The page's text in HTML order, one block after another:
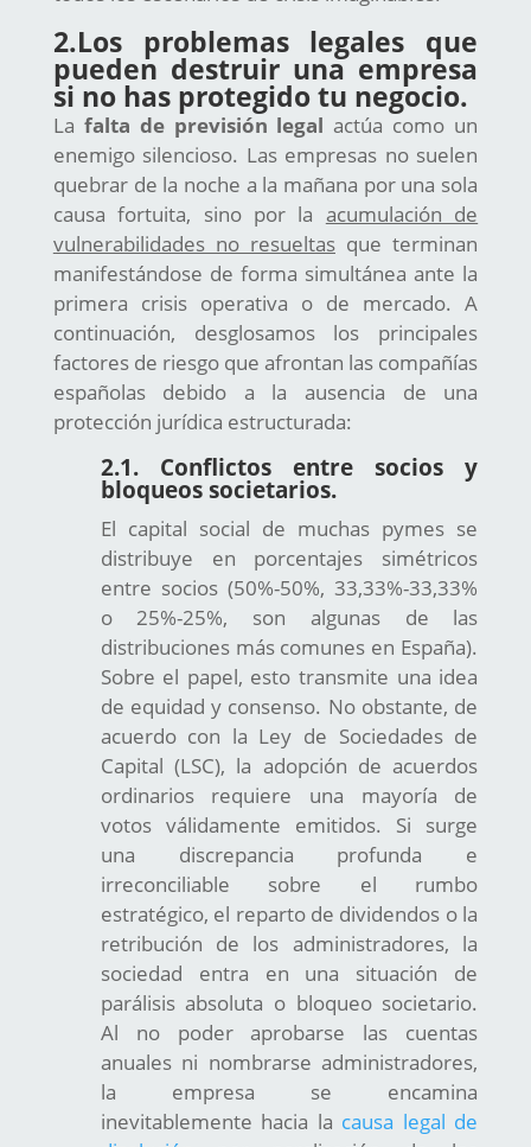
2.Los problemas legales que
pueden destruir una empresa
si no has protegido tu negocio.
La falta de previsión legal actúa como un
enemigo silencioso. Las empresas no suelen
quebrar de la noche a la mañana por una sola
causa fortuita, sino por la acumulación de
vulnerabilidades no resueltas que terminan
manifestándose de forma simultánea ante la
primera crisis operativa o de mercado. A
continuación, desglosamos los principales
factores de riesgo que afrontan las compañías
españolas debido a la ausencia de una
protección jurídica estructurada:
2.1. Conflictos entre socios y
bloqueos societarios.
El capital social de muchas pymes se
distribuye en porcentajes simétricos
entre socios (50%-50%, 33,33%-33,33%
o 25%-25%, son algunas de las
distribuciones más comunes en España).
Sobre el papel, esto transmite una idea
de equidad y consenso. No obstante, de
acuerdo con la Ley de Sociedades de
Capital (LSC), la adopción de acuerdos
ordinarios requiere una mayoría de
votos válidamente emitidos. Si surge
una discrepancia profunda e
irreconciliable sobre el rumbo
estratégico, el reparto de dividendos o la
retribución de los administradores, la
sociedad entra en una situación de
parálisis absoluta o bloqueo societario.
Al no poder aprobarse las cuentas
anuales ni nombrarse administradores,
la empresa se encamina
inevitablemente hacia la causa legal de